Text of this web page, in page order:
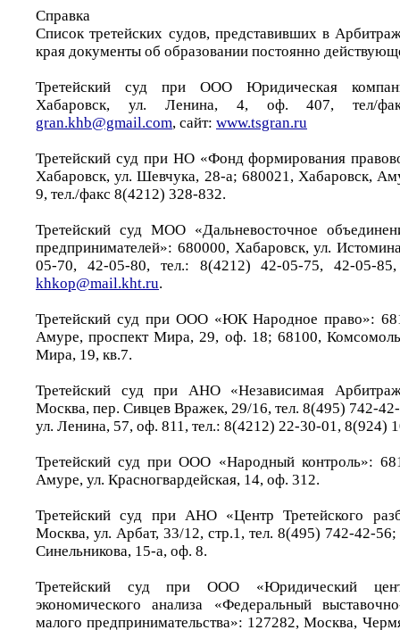
Справка
Список третейских судов, представивших в
края документы об образовании постоянно
Третейский суд при ООО Юридическая
Хабаровск, ул. Ленина, 4, оф. 407, тел/
gran.khb@gmail.com, сайт: www.tsgran.ru
Третейский суд при НО «Фонд формирования
Хабаровск, ул. Шевчука, 28-а; 680021, Хабаровск,
9, тел./факс 8(4212) 328-832.
Третейский суд МОО «Дальневосточное
предпринимателей»: 680000, Хабаровск, ул.
05-70, 42-05-80, тел.: 8(4212) 42-05-75, 42-05-
khkop@mail.kht.ru.
Третейский суд при ООО «ЮК Народное право»:
Амуре, проспект Мира, 29, оф. 18; 68100,
Мира, 19, кв.7.
Третейский суд при АНО «Независимая
Москва, пер. Сивцев Вражек, 29/16, тел. 8(495) 742-
ул. Ленина, 57, оф. 811, тел.: 8(4212) 22-30-01, 8(924)
Третейский суд при ООО «Народный контроль»:
Амуре, ул. Красногвардейская, 14, оф. 312.
Третейский суд при АНО «Центр Третейского
Москва, ул. Арбат, 33/12, стр.1, тел. 8(495) 742-42-
Синельникова, 15-а, оф. 8.
Третейский суд при ООО «Юридический
экономического анализа «Федеральный
малого предпринимательства»: 127282, Москва,